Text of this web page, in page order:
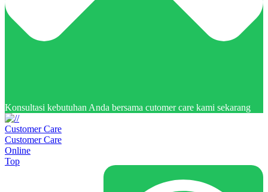
Konsultasi kebutuhan Anda bersama cutomer care kami sekarang
Customer Care
Customer Care
Online
Top